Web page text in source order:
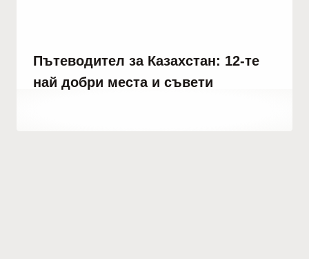
Пътеводител за Казахстан: 12-те
най добри места и съвети